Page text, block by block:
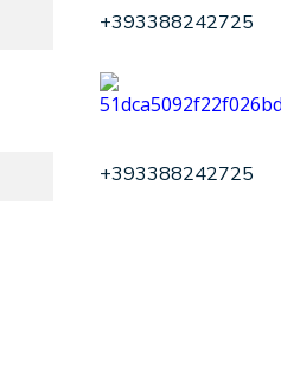
+393388242725
+393388242725